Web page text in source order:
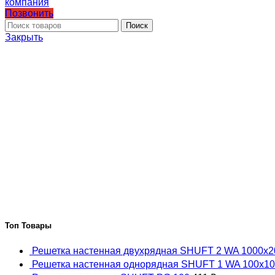
Позвонить
Поиск
Закрыть
Топ Товары
Решетка настенная двухрядная SHUFT 2 WA
Решетка настенная однорядная SHUFT 1 WA